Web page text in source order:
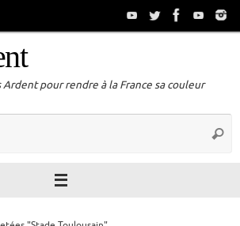
pour rendre à la France sa couleur